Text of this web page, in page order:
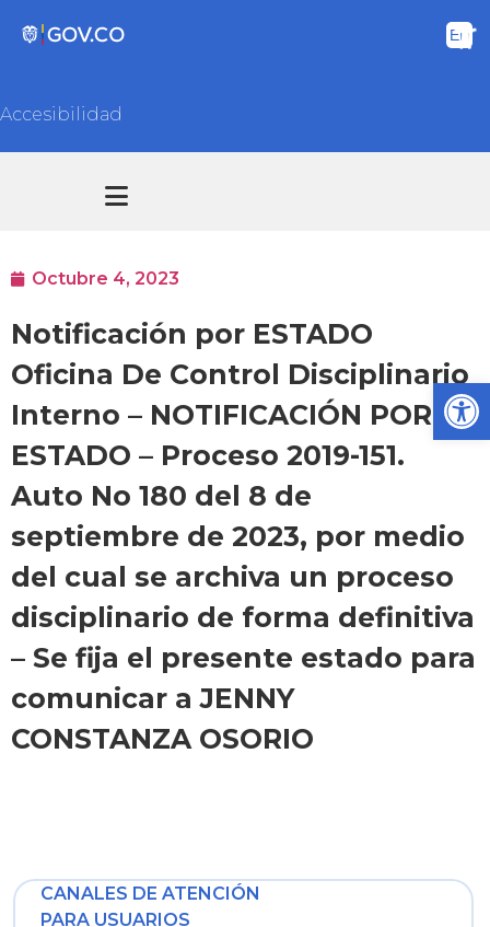
Accesibilidad
Octubre 4, 2023
Notificación por ESTADO
Oficina De Control Disciplinario
Interno – NOTIFICACIÓN POR
ESTADO – Proceso 2019-151.
Auto No 180 del 8 de
septiembre de 2023, por medio
del cual se archiva un proceso
disciplinario de forma definitiva
– Se fija el presente estado para
comunicar a JENNY
CONSTANZA OSORIO
CANALES DE ATENCIÓN
PARA USUARIOS